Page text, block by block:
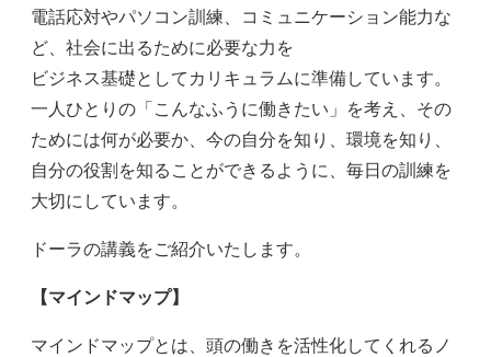
電話応対やパソコン訓練、コミュニケーション能力な
ど、社会に出るために必要な力を
ビジネス基礎としてカリキュラムに準備しています。
一人ひとりの「こんなふうに働きたい」を考え、その
ためには何が必要か、今の自分を知り、環境を知り、
自分の役割を知ることができるように、毎日の訓練を
大切にしています。
ドーラの講義をご紹介いたします。
【マインドマップ】
マインドマップとは、頭の働きを活性化してくれるノ